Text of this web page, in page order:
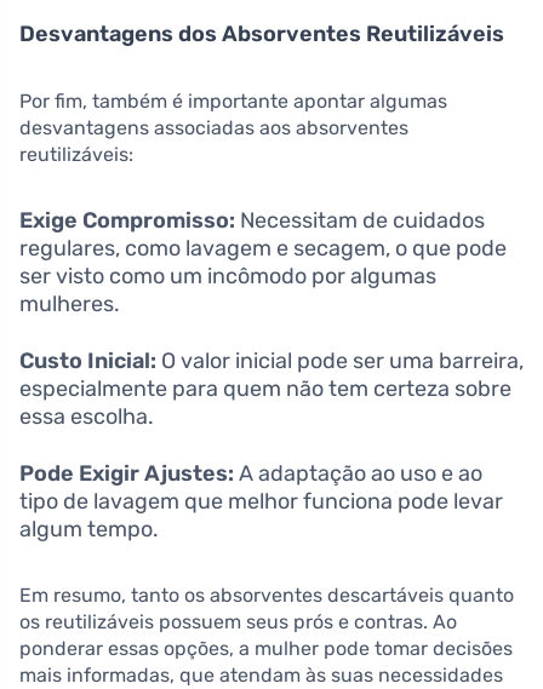
Desvantagens dos Absorventes Reutilizáveis
Por fim, também é importante apontar algumas
desvantagens associadas aos absorventes
reutilizáveis:
Exige Compromisso: Necessitam de cuidados
regulares, como lavagem e secagem, o que pode
ser visto como um incômodo por algumas
mulheres.
Custo Inicial: O valor inicial pode ser uma barreira,
especialmente para quem não tem certeza sobre
essa escolha.
Pode Exigir Ajustes: A adaptação ao uso e ao
tipo de lavagem que melhor funciona pode levar
algum tempo.
Em resumo, tanto os absorventes descartáveis quanto
os reutilizáveis possuem seus prós e contras. Ao
ponderar essas opções, a mulher pode tomar decisões
mais informadas, que atendam às suas necessidades